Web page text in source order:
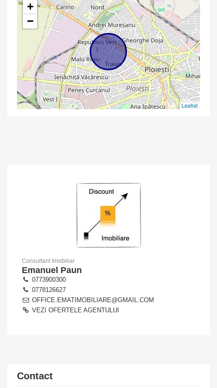
+
−
Leaflet
Consultant Imobiliar
Emanuel Paun
0773900300
0778126627
OFFICE.EMATIMOBILIARE@GMAIL.COM
VEZI OFERTELE AGENTULUI
Contact